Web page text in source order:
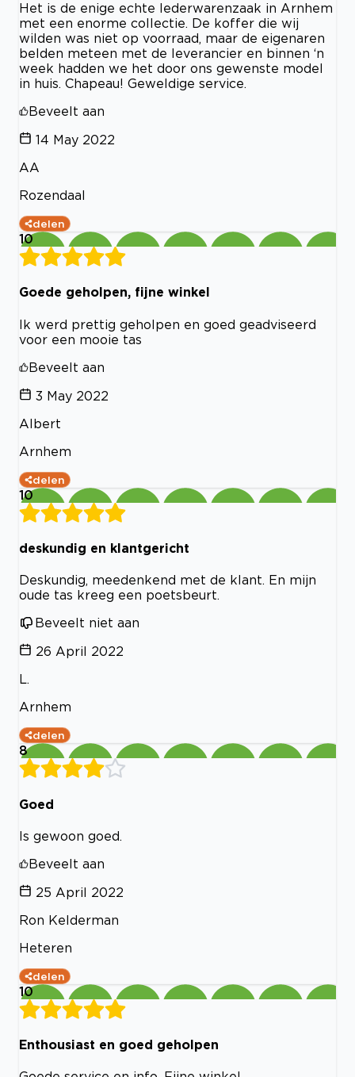
Het is de enige echte lederwarenzaak in Arnhem
met een enorme collectie. De koffer die wij
wilden was niet op voorraad, maar de eigenaren
belden meteen met de leverancier en binnen ‘n
week hadden we het door ons gewenste model
in huis. Chapeau! Geweldige service.
Beveelt aan
14 May 2022
AA
Rozendaal
delen
10
Goede geholpen, fijne winkel
Ik werd prettig geholpen en goed geadviseerd
voor een mooie tas
Beveelt aan
3 May 2022
Albert
Arnhem
delen
10
deskundig en klantgericht
Deskundig, meedenkend met de klant. En mijn
oude tas kreeg een poetsbeurt.
Beveelt niet aan
26 April 2022
L.
Arnhem
delen
8
Goed
Is gewoon goed.
Beveelt aan
25 April 2022
Ron Kelderman
Heteren
delen
10
Enthousiast en goed geholpen